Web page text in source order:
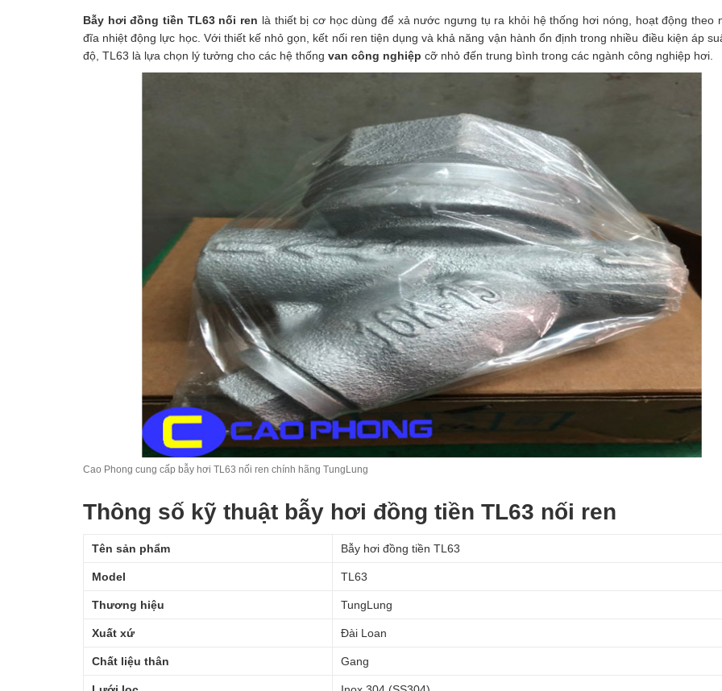
Bẫy hơi đồng tiền TL63 nối ren là thiết bị cơ học dùng để xả nước ngưng tụ ra khỏi hệ thống hơi nóng, hoạt động theo
đĩa nhiệt động lực học. Với thiết kế nhỏ gọn, kết nối ren tiện dụng và khả năng vận hành ổn định trong nhiều điều kiện áp
độ, TL63 là lựa chọn lý tưởng cho các hệ thống van công nghiệp cỡ nhỏ đến trung bình trong các ngành công nghiệp hơi.
Cao Phong cung cấp bẫy hơi TL63 nối ren chính hãng TungLung
Thông số kỹ thuật bẫy hơi đồng tiền TL63 nối ren
Tên sản phẩm Bẫy hơi đồng tiền TL63
Model TL63
Thương hiệu TungLung
Xuất xứ Đài Loan
Chất liệu thân Gang